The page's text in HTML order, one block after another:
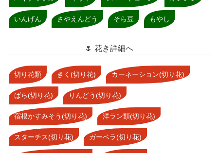
いんげん さやえんどう そら豆 もやし
🌷 花き詳細へ
切り花類 きく(切り花) カーネーション(切り花)
ばら(切り花) りんどう(切り花)
宿根かすみそう(切り花) 洋ラン類(切り花)
スターチス(切り花) ガーベラ(切り花)